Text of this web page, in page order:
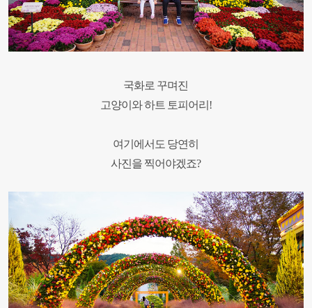
국화로 꾸며진
고양이와 하트 토피어리!
여기에서도 당연히
사진을 찍어야겠죠?